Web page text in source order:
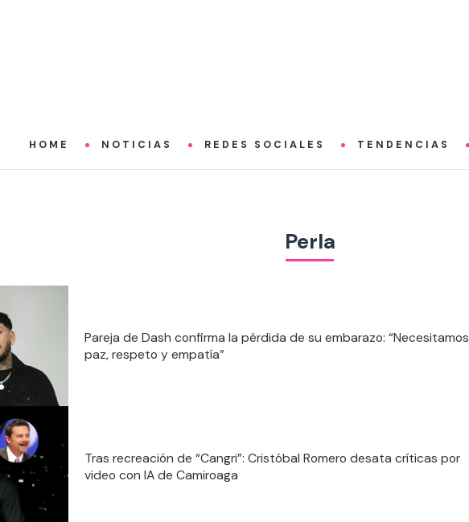
HOME NOTICIAS REDES SOCIALES TENDENCIAS
Perla
Pareja de Dash confirma la pérdida de su embarazo: “Necesitamos
paz, respeto y empatía”
Tras recreación de “Cangri”: Cristóbal Romero desata críticas por
video con IA de Camiroaga